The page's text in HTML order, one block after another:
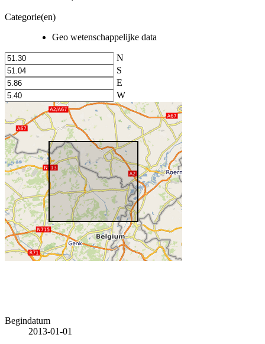
Categorie(en)
Geo wetenschappelijke data
N
S
E
W
Begindatum
2013-01-01